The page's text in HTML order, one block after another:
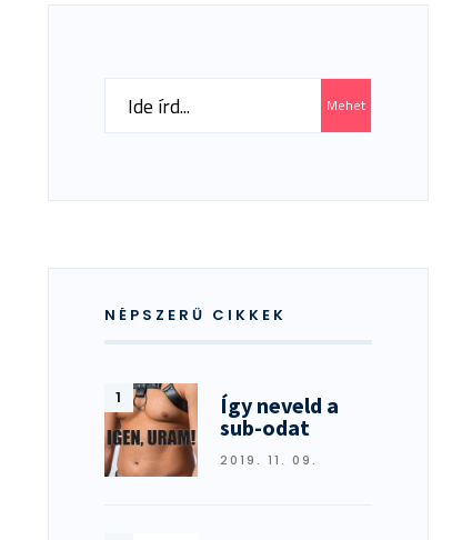
Search
Mehet
NÉPSZERŰ CIKKEK
Így neveld a
sub-odat
2019. 11. 09.